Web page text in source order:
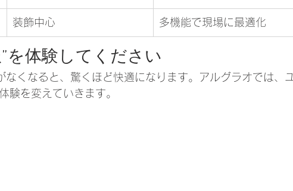
装飾中心 多機能で現場に最適化
を体験してください
くなると、驚くほど快適になります。アルグラオでは、ユ
験を変えていきます。